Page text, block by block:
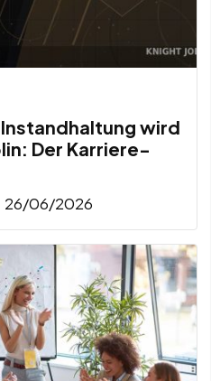
wird
Der Karriere-
26/06/2026